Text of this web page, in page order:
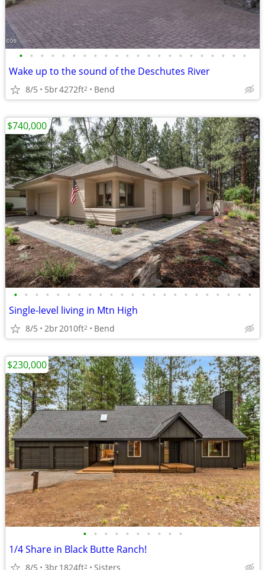
• • • • • • • • • • • • • • • • • • • • • •
Wake up to the sound of the Deschutes River
8/5 5br4272ft2 Bend
• • • • • • • • • • • • • • • • • • • • • • •
Single-level living in Mtn High
8/5 2br2010ft2 Bend
$740,000
• • • • • • • • • •
1/4 Share in Black Butte Ranch!
8/5 3br1824ft2 Sisters
$230,000